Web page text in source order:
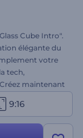
Cube Intro".
élégante du
votre
tech,
maintenant
!
9:16